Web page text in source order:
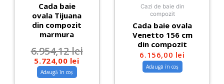
Cada baie
ovala Tijuana
din compozit
marmura
6.954,12lei
5.724,00 lei
Adaugă în coș
Cazi de baie din
compozit
Cada baie ovala
Venetto 156 cm
din compozit
6.156,00 lei
Adaugă în coș